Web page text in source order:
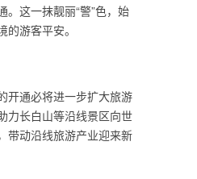
。这一抹靓丽“警”色，始
游客平安。
开通必将进一步扩大旅游
力长白山等沿线景区向世
带动沿线旅游产业迎来新